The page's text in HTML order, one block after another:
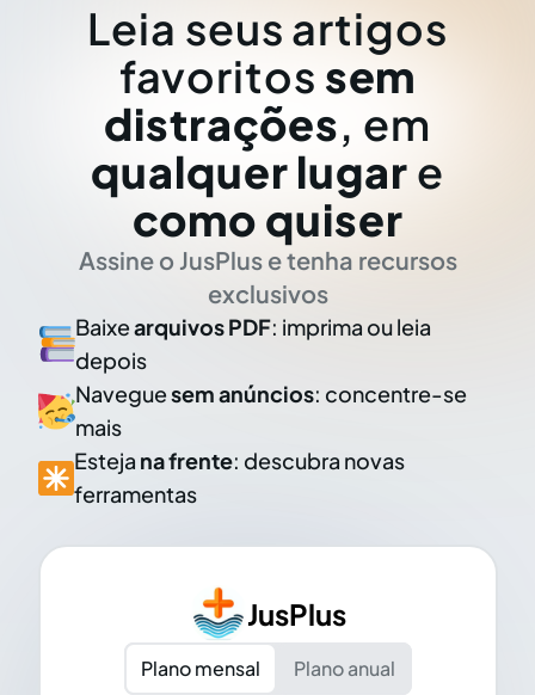
Leia seus artigos
favoritos sem
distrações, em
qualquer lugar e
como quiser
Assine o JusPlus e tenha recursos
exclusivos
Baixearquivos PDF: imprima ou leia
depois
Naveguesem anúncios: concentre-se
mais
Esteja na frente: descubra novas
ferramentas
JusPlus
Plano mensal
Plano anual